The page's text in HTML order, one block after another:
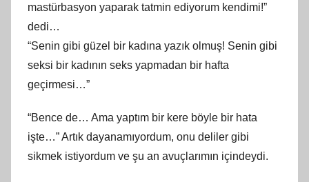
mastürbasyon yaparak tatmin ediyorum kendimi!”
dedi…
“Senin gibi güzel bir kadına yazık olmuş! Senin gibi
seksi bir kadının seks yapmadan bir hafta
geçirmesi…”
“Bence de… Ama yaptım bir kere böyle bir hata
işte…” Artık dayanamıyordum, onu deliler gibi
sikmek istiyordum ve şu an avuçlarımın içindeydi.